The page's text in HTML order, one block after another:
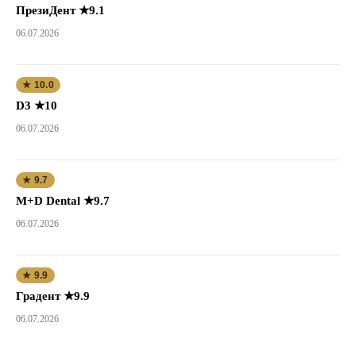
ПрезиДент ★9.1
06.07.2026
★ 10.0
D3 ★10
06.07.2026
★ 9.7
M+D Dental ★9.7
06.07.2026
★ 9.9
Градент ★9.9
06.07.2026